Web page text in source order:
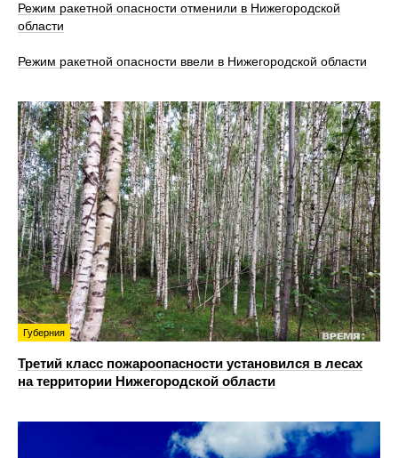
Режим ракетной опасности отменили в Нижегородской
области
Режим ракетной опасности ввели в Нижегородской области
Губерния
Третий класс пожароопасности установился в лесах
на территории Нижегородской области